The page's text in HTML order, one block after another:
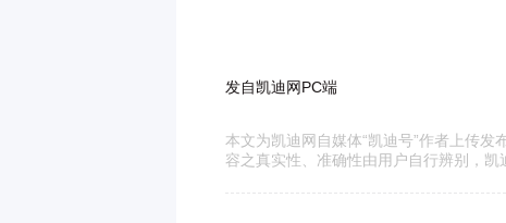
发自凯迪网PC端
本文为凯迪网自媒体“凯迪号”作者上传
容之真实性、准确性由用户自行辨别，凯